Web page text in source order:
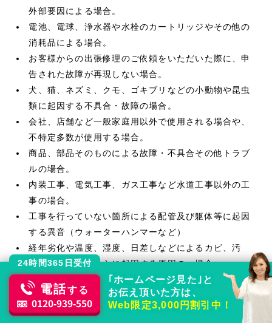
外部要因による場合。
電池、電球、浄水器や水栓のカートリッジやその他の
消耗品による場合。
お客様からの出張修理のご依頼をいただいた際に、申
告された故障が再現しない場合。
犬、猫、ネズミ、クモ、ゴキブリなどの小動物や昆虫
類に起因する不具合・故障の場合。
会社、店舗など一般家庭用以外で使用される場合や、
不特定多数が使用する場合。
商品、部品そのものによる故障・不具合その他トラブ
ルの場合。
内装工事、電気工事、ガス工事など水道工事以外の工
事の場合。
工事を行っていない箇所による配管及び躯体等に起因
する異音（ウォーターハンマーなど）
経年劣化や温度、湿度、日差しなどによるカビ、汚
れ、変色等、これらに起因する原因の 場合。
保証期間内で水漏れを発見した日から起算して、2週間
以内に弊社までご連絡をいただけ ない時は、保証対
象外になる場合があります。
24時間365日受付
電話する
0120-939-550
｢ホームページ見た｣と
お伝え頂いた方は、
Web限定3,000円割引中！